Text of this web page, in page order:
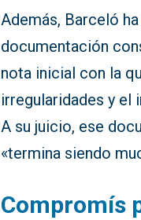
Además, Barceló
documentación
nota inicial con la
irregularidades y
A su juicio, ese
«termina siendo
Compromís